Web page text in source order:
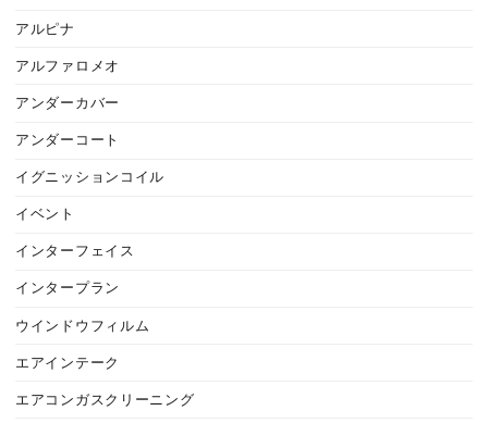
アルピナ
アルファロメオ
アンダーカバー
アンダーコート
イグニッションコイル
イベント
インターフェイス
インタープラン
ウインドウフィルム
エアインテーク
エアコンガスクリーニング